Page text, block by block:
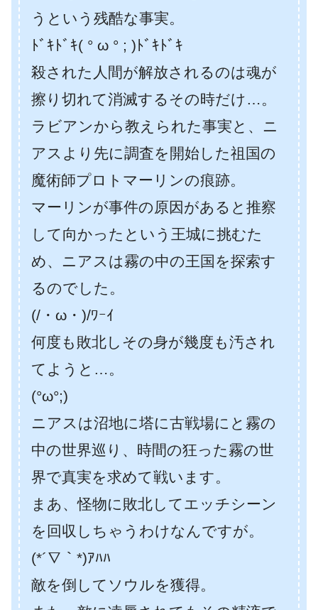
うという残酷な事実。
ﾄﾞｷﾄﾞｷ( ° ω ° ; )ﾄﾞｷﾄﾞｷ
殺された人間が解放されるのは魂が
擦り切れて消滅するその時だけ…。
ラビアンから教えられた事実と、ニ
アスより先に調査を開始した祖国の
魔術師プロトマーリンの痕跡。
マーリンが事件の原因があると推察
して向かったという王城に挑むた
め、ニアスは霧の中の王国を探索す
るのでした。
(/・ω・)/ﾜｰｲ
何度も敗北しその身が幾度も汚され
てようと…。
(°ω°;)
ニアスは沼地に塔に古戦場にと霧の
中の世界巡り、時間の狂った霧の世
界で真実を求めて戦います。
まあ、怪物に敗北してエッチシーン
を回収しちゃうわけなんですが。
(*´∇｀*)ｱﾊﾊ
敵を倒してソウルを獲得。